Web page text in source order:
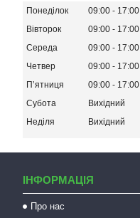
Понеділок 09:00
17:00
Вівторок
09:00
17:00
Середа
09:00
17:00
Четвер
09:00
17:00
Пʼятниця
09:00
17:00
Субота
Вихідний
Неділя
Вихідний
ІНФОРМАЦІЯ
Про нас